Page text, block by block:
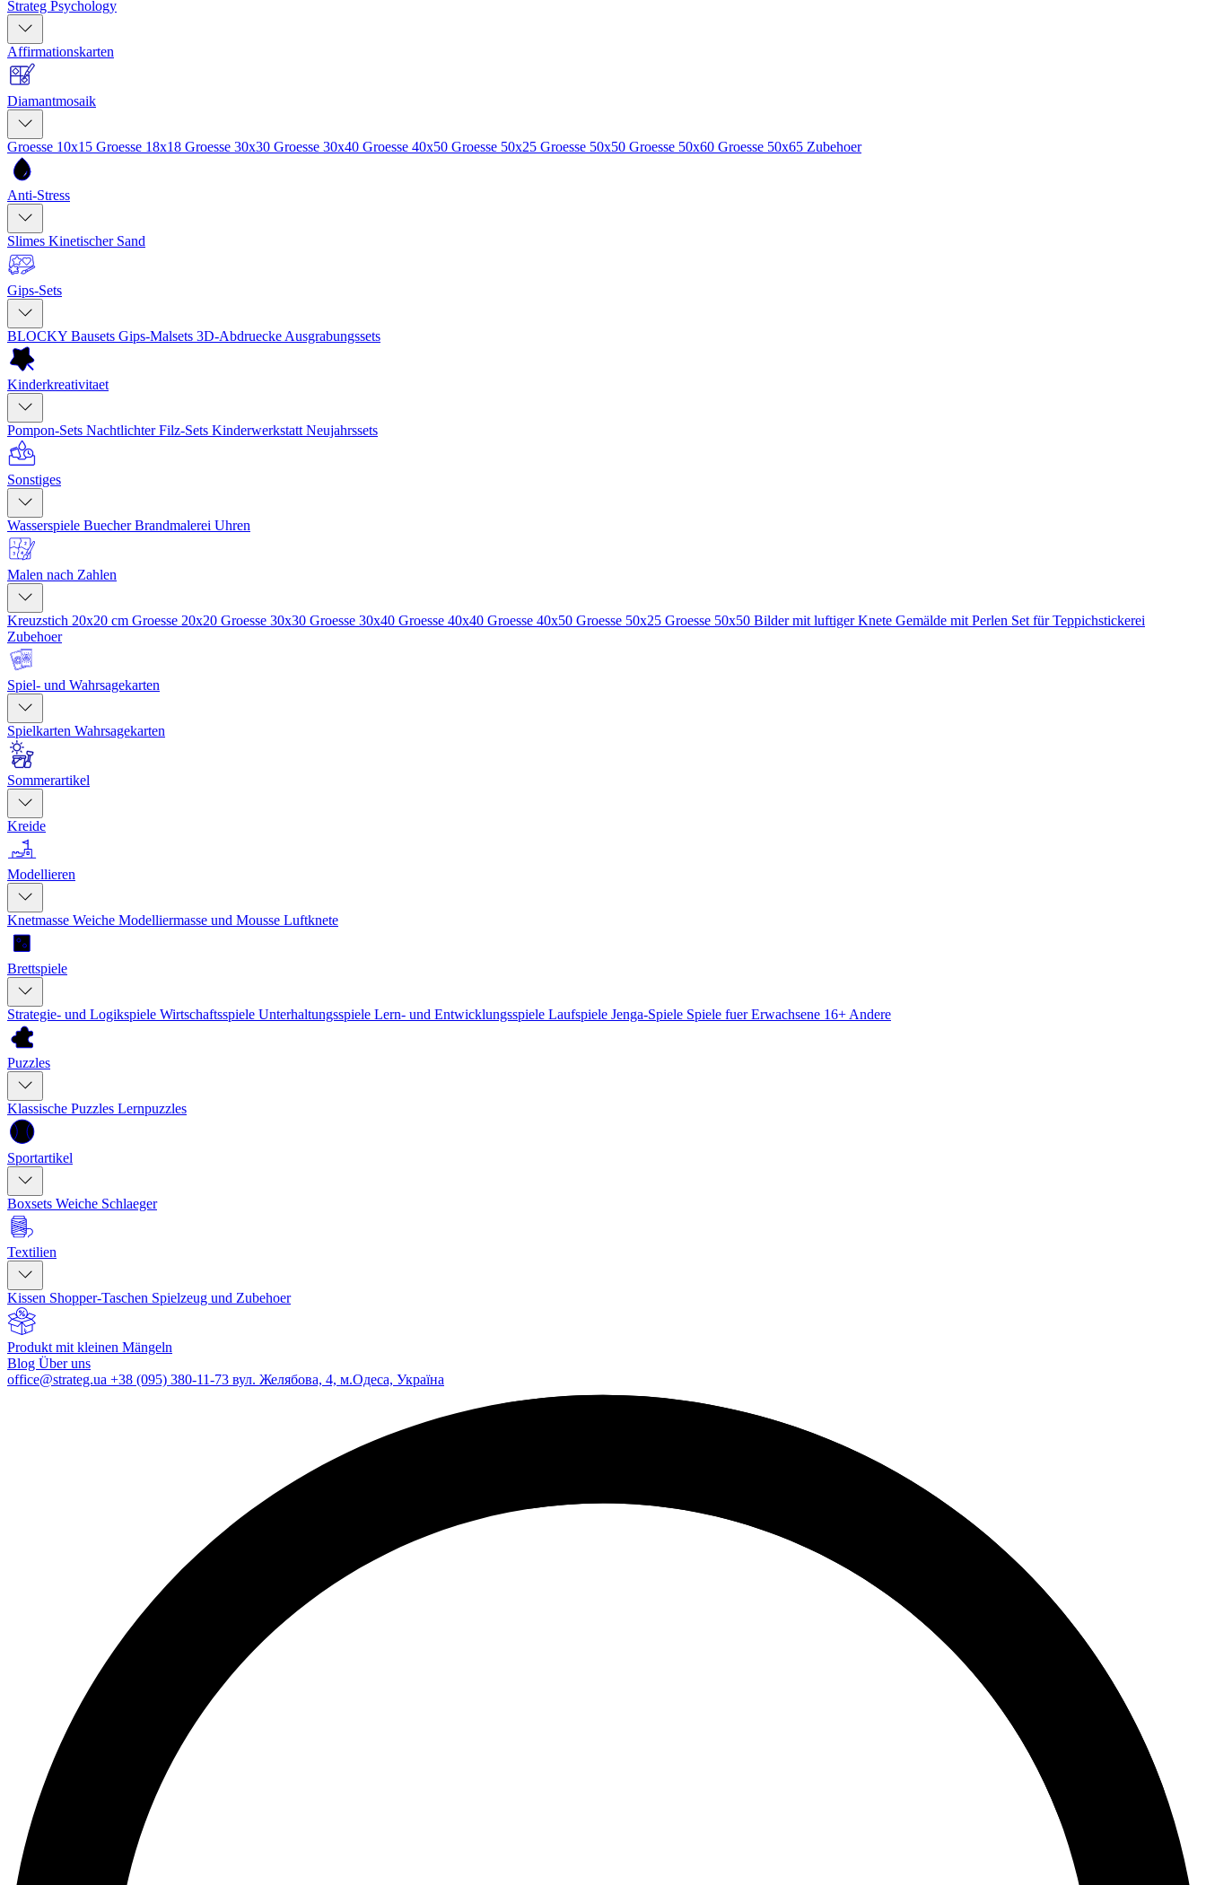
Strateg Psychology
Affirmationskarten
Diamantmosaik
Groesse 10x15 Groesse 18x18 Groesse 30x30 Groesse 30x40 Groesse 40x50 Groesse 50x25 Groesse 50x50 Groesse 50x60 Groesse 50x65 Zubehoer
Anti-Stress
Slimes Kinetischer Sand
Gips-Sets
BLOCKY Bausets Gips-Malsets 3D-Abdruecke Ausgrabungssets
Kinderkreativitaet
Pompon-Sets NachtlichterFilz-Sets Kinderwerkstatt Neujahrssets
Sonstiges
Wasserspiele BuecherBrandmalerei Uhren
Malen nach Zahlen
Kreuzstich 20x20 cm Groesse 20x20 Groesse 30x30 Groesse 30x40 Groesse 40x40 Groesse 40x50 Groesse 50x25 Groesse 50x50 Bilder mit luftiger Knete Gemälde mit Perlen Set für Teppichstickerei
Zubehoer
Spiel- und Wahrsagekarten
Spielkarten Wahrsagekarten
Sommerartikel
Kreide
Modellieren
Knetmasse Weiche Modelliermasse und Mousse Luftknete
Brettspiele
Strategie- und Logikspiele Wirtschaftsspiele Unterhaltungsspiele Lern- und Entwicklungsspiele Laufspiele Jenga-Spiele Spiele fuer Erwachsene 16+ Andere
Puzzles
Klassische Puzzles Lernpuzzles
Sportartikel
Boxsets Weiche Schlaeger
Textilien
Kissen Shopper-Taschen Spielzeug und Zubehoer
Produkt mit kleinen Mängeln
Blog Über uns
office@strateg.ua +38 (095) 380-11-73 вул. Желябова, 4, м.Одеса, Україна